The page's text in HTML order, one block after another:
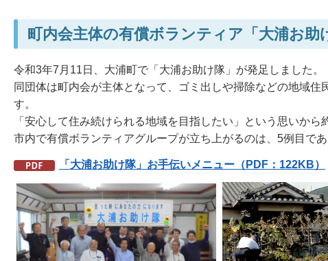
町内会主体の有償ボランティア「大浦お助
令和3年7月11日、大浦町で「大浦お助け隊」が発足しました。
同団体は町内会が主体となって、ゴミ出しや掃除などの地域
す。
「安心して住み続けられる地域を目指したい」という思いか
市内で有償ボランティアグループが立ち上がるのは、5例目で
「大浦お助け隊」お手伝いメニュー （PDF：122KB）